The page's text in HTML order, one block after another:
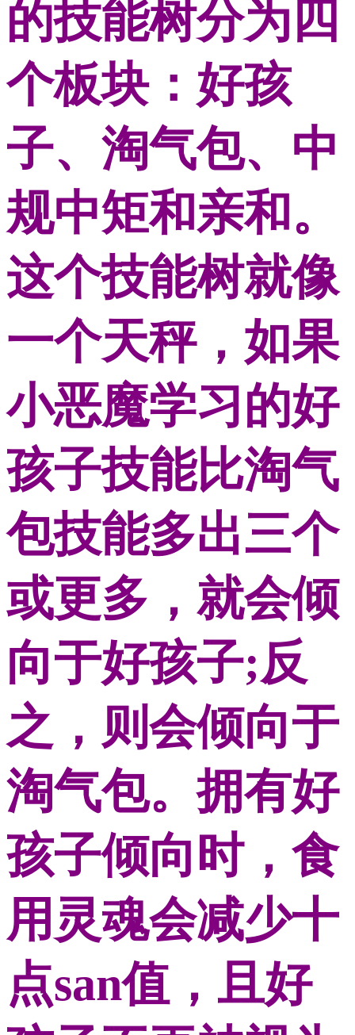
的技能树分为四
个板块：好孩
子、淘气包、中
规中矩和亲和。
这个技能树就像
一个天秤，如果
小恶魔学习的好
孩子技能比淘气
包技能多出三个
或更多，就会倾
向于好孩子;反
之，则会倾向于
淘气包。拥有好
孩子倾向时，食
用灵魂会减少十
点san值，且好